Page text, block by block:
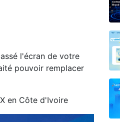
l'écran de votre
pouvoir remplacer
en Côte d'Ivoire